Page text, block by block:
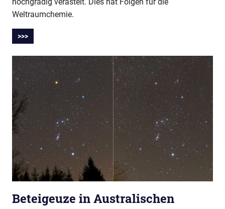
Weltraumchemie.
>>>
Beteigeuze in Australischen